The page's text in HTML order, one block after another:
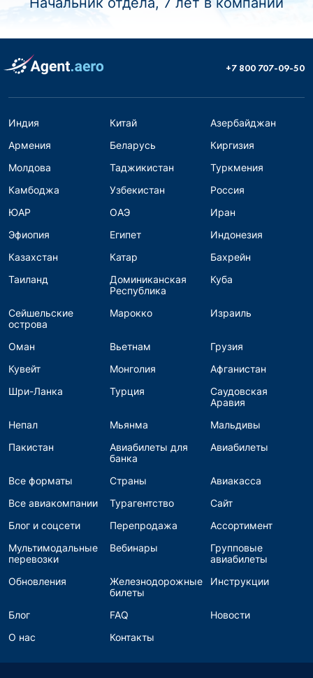
+7 800 707-09-50
Индия Китай
Азербайджан
Армения
Беларусь
Киргизия
Молдова
Таджикистан
Туркмения
Камбоджа
Узбекистан
Россия
ЮАР
ОАЭ
Иран
Эфиопия
Египет
Индонезия
Казахстан
Катар
Бахрейн
Таиланд
Доминиканская
Республика
Куба
Сейшельские
острова
Марокко Израиль
Оман Вьетнам
Грузия
Кувейт
Монголия
Афганистан
Шри-Ланка
Турция
Саудовская
Аравия
Непал
Мьянма
Мальдивы
Пакистан
Авиабилеты для
банка
Авиабилеты
Все форматы Страны
Авиакасса
Все авиакомпании
Турагентство
Сайт
Блог и соцсети
Перепродажа
Ассортимент
Мультимодальные
перевозки
Вебинары
Групповые
авиабилеты
Обновления
Железнодорожные
билеты
Инструкции
Блог FAQ
Новости
О нас
Контакты